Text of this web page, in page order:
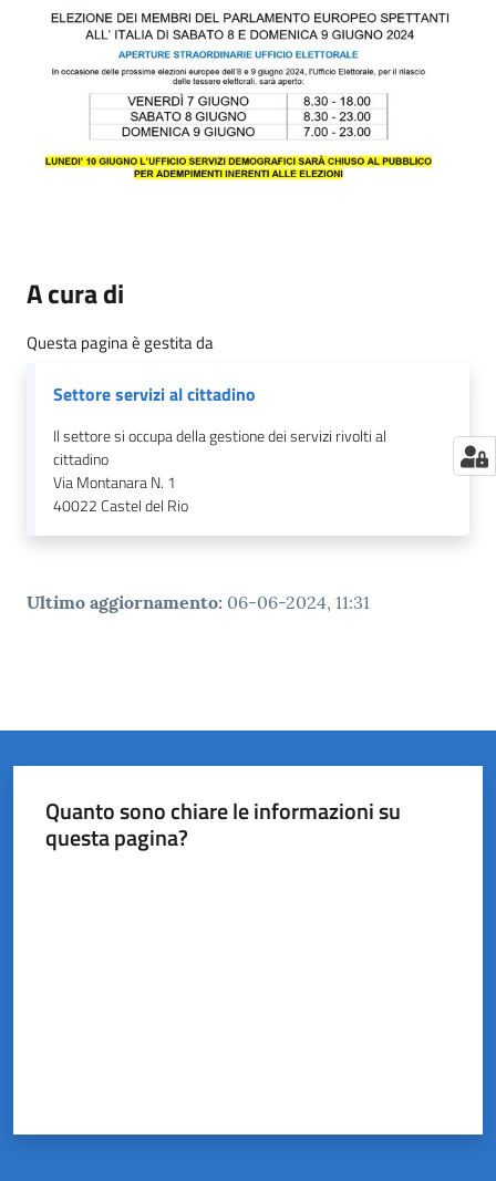
A cura di
Questa pagina è gestita da
Settore servizi al cittadino
Il settore si occupa della gestione dei servizi rivolti al
cittadino
Via Montanara N. 1
40022Castel del Rio
Ultimo aggiornamento: 06-06-2024, 11:31
Quanto sono chiare le informazioni su
questa pagina?